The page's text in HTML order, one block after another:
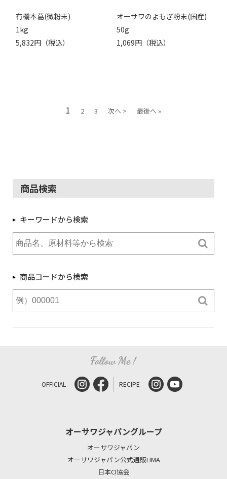
有機本葛(微粉末)
1kg
5,832円（税込）
オーサワのよもぎ粉末(国産)
50g
1,069円（税込）
1 2 3 次へ > 最後へ »
商品検索
キーワードから検索
商品コードから検索
OFFICIAL RECIPE
オーサワジャパングループ
オーサワジャパン
オーサワジャパン公式通販LIMA
日本CI協会